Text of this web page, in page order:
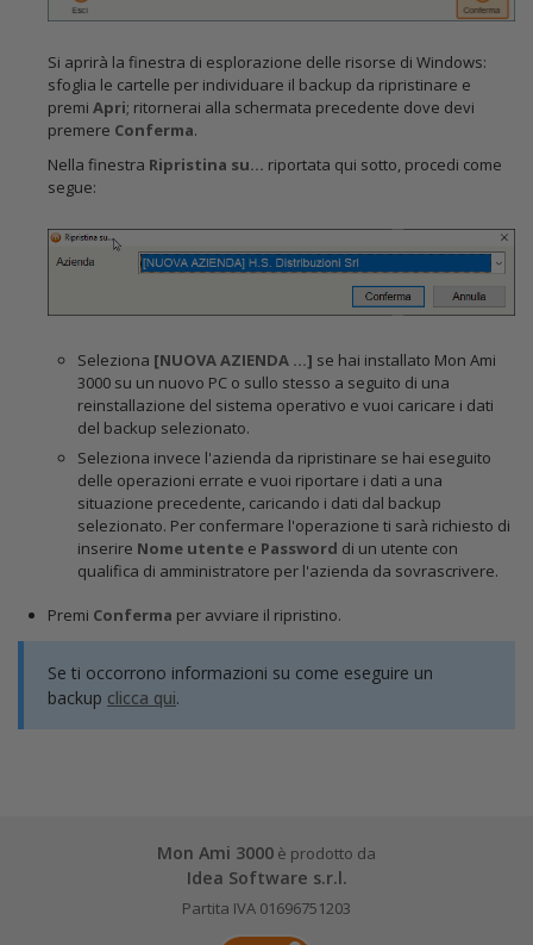
Si aprirà la finestra di esplorazione delle risorse di Windows:
sfoglia le cartelle per individuare il backup da ripristinare e
premi Apri; ritornerai alla schermata precedente dove devi
premere Conferma.
Nella finestra Ripristina su... riportata qui sotto, procedi come
segue:
Seleziona [NUOVA AZIENDA ...] se hai installato Mon Ami
3000 su un nuovo PC o sullo stesso a seguito di una
reinstallazione del sistema operativo e vuoi caricare i dati
del backup selezionato.
Seleziona invece l'azienda da ripristinare se hai eseguito
delle operazioni errate e vuoi riportare i dati a una
situazione precedente, caricando i dati dal backup
selezionato. Per confermare l'operazione ti sarà richiesto di
inserire Nome utente e Password di un utente con
qualifica di amministratore per l'azienda da sovrascrivere.
Premi Conferma per avviare il ripristino.
Se ti occorrono informazioni su come eseguire un
backup clicca qui.
Mon Ami 3000 è prodotto da
Idea Software s.r.l.
Partita IVA 01696751203